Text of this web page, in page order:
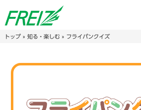
トップ» 知る・楽しむ» フライパンクイズ